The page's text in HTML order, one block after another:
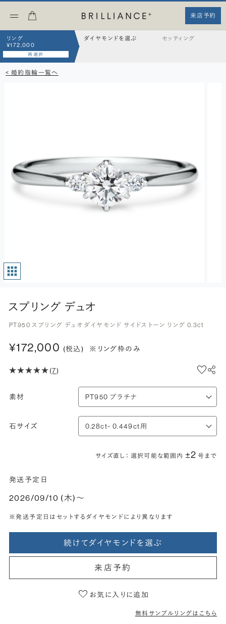
来店予約
リング
¥172,000
再選択
ダイヤモンドを選ぶ セッティング
< 婚約指輪一覧へ
スプリング デュオ
PT950 スプリング デュオ ダイヤモンド サイドストーン リング 0.3ct
¥172,000 (税込) ※リング枠のみ
(7)
素材
石サイズ
サイズ直し： 選択可能な範囲内 ±2 号まで
発送予定日
2026/09/10 (木)〜
※発送予定日はセットするダイヤモンドにより異なります
続けてダイヤモンドを選ぶ
来店予約
お気に入りに追加
無料サンプルリングはこちら